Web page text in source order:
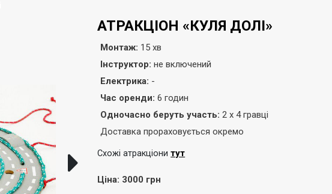
АТРАКЦІОН «КУЛЯ ДОЛІ»
Монтаж: 15 хв
Інструктор:не включений
Електрика: -
Час оренди:6 годин
Одночасно беруть участь:2 х 4 гравці
Доставка прораховується окремо
Схожі атракціонитут
Ціна: 3000 грн